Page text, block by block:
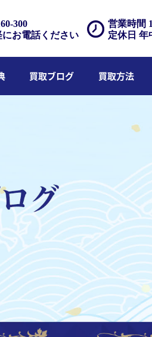
営業時間
定休日 年
300
にお電話ください
買取ブログ 買取方法